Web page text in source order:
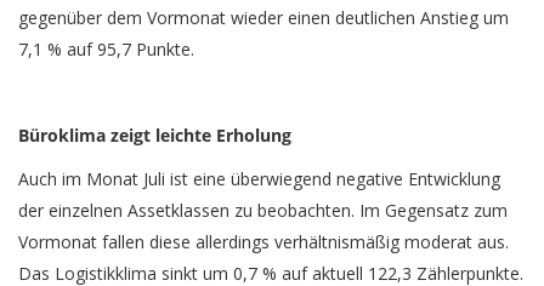
gegenüber dem Vormonat wieder einen deutlichen Anstieg um
7,1 % auf 95,7 Punkte.
Büroklima zeigt leichte Erholung
Auch im Monat Juli ist eine überwiegend negative Entwicklung
der einzelnen Assetklassen zu beobachten. Im Gegensatz zum
Vormonat fallen diese allerdings verhältnismäßig moderat aus.
Das Logistikklima sinkt um 0,7 % auf aktuell 122,3 Zählerpunkte.